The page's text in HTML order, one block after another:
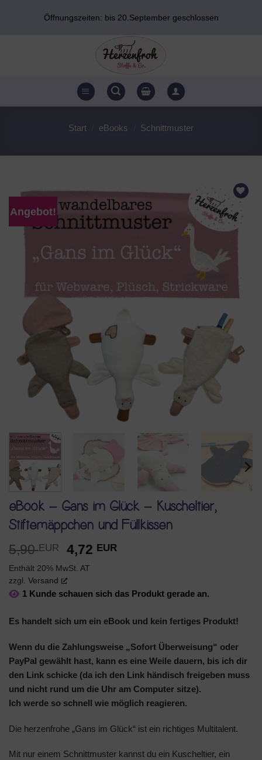
Öffnungszeiten: bis 20.September geschlossen
Start eBooks Schnittmuster
Angebot!
AUF DEN
WUNSCHZETTEL
eBook – Gans im Glück – Kuscheltier,
Stiftemäppchen und Füllkissen
5,90EUR
Ursprünglicher
Preis
war:
5,90 EUR
4,72 EURAktueller
4,72 EUR.
Enthält 20% MwSt. AT
zzgl. Versand
1 Kunde schauen sich das Produkt gerade an.
Es handelt sich um ein eBook und kein fertiges Produkt!
Wenn du die Zahlungsweise „Sofort Überweisung“ oder
PayPal gewählt hast, kann es eine Weile dauern, bis ich dir
den Link schicke (da ich den Link händisch freigeben muss
und nicht rund um die Uhr am Computer sitze).
Ich werde so schnell wie möglich reagieren.
Die herzenfrohe „Gans im Glück“ ist ein richtiges Multitalent.
Mit nur einem Schnittmuster kannst du ein Kuscheltier, ein